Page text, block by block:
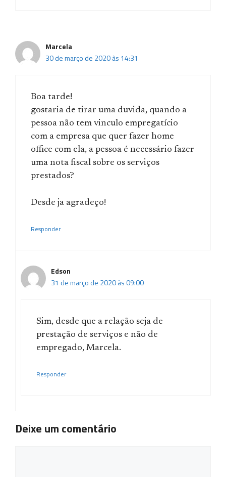
Marcela
30 de março de 2020 às 14:31
Boa tarde!
gostaria de tirar uma duvida, quando a
pessoa não tem vinculo empregatício
com a empresa que quer fazer home
office com ela, a pessoa é necessário fazer
uma nota fiscal sobre os serviços
prestados?
Desde ja agradeço!
Responder
Edson
31 de março de 2020 às 09:00
Sim, desde que a relação seja de
prestação de serviços e não de
empregado, Marcela.
Responder
Deixe um comentário